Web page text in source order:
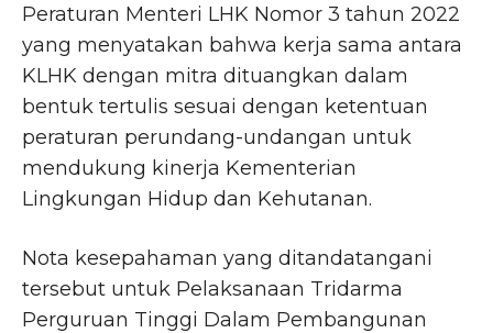
Peraturan Menteri LHK Nomor 3 tahun 2022
yang menyatakan bahwa kerja sama antara
KLHK dengan mitra dituangkan dalam
bentuk tertulis sesuai dengan ketentuan
peraturan perundang-undangan untuk
mendukung kinerja Kementerian
Lingkungan Hidup dan Kehutanan.
Nota kesepahaman yang ditandatangani
tersebut untuk Pelaksanaan Tridarma
Perguruan Tinggi Dalam Pembangunan